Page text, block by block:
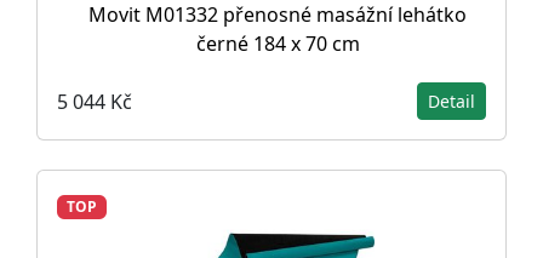
Movit M01332 přenosné masážní lehátko
černé 184 x 70 cm
5 044 Kč Detail
TOP